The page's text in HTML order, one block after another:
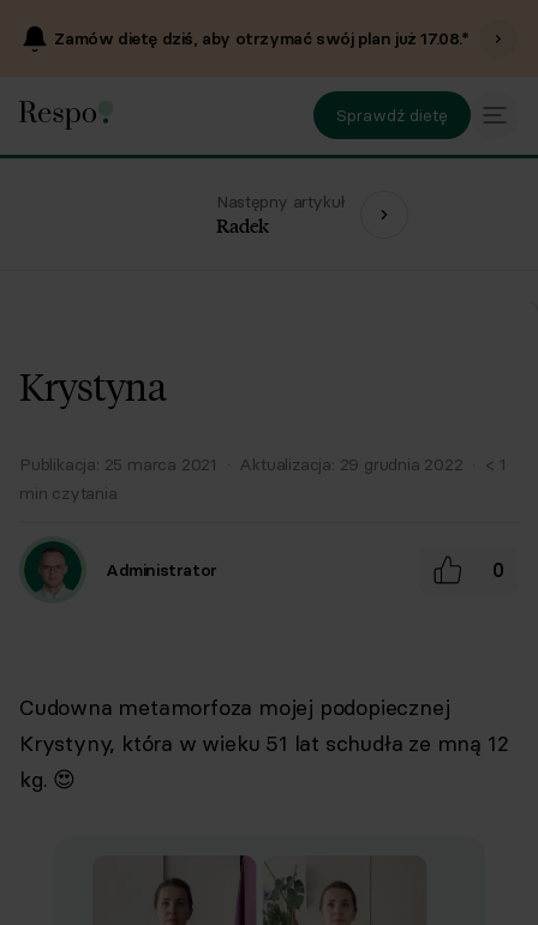
Zamów dietę dziś, aby otrzymać swój plan już17.08.*
Sprawdź dietę
Następny artykuł
Radek
Krystyna
Publikacja: 25 marca 2021 · Aktualizacja: 29 grudnia 2022 · < 1
min czytania
Administrator 0
Cudowna metamorfoza mojej podopiecznej
Krystyny, która w wieku 51 lat schudła ze mną 12
kg. 😍